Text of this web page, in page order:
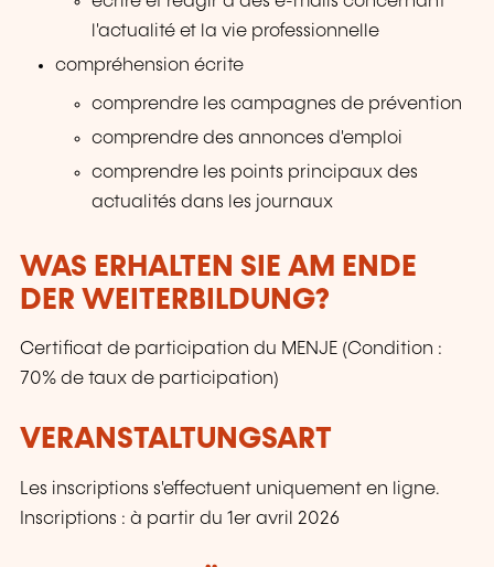
l'actualité et la vie professionnelle
compréhension écrite
comprendre les campagnes de prévention
comprendre des annonces d'emploi
comprendre les points principaux des
actualités dans les journaux
WAS ERHALTEN SIE AM ENDE
DER WEITERBILDUNG?
Certificat de participation du MENJE (Condition :
70% de taux de participation)
VERANSTALTUNGSART
Les inscriptions s'effectuent uniquement en ligne.
Inscriptions : à partir du 1er avril 2026